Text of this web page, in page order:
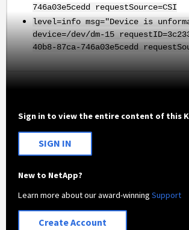
746a03e5cedd requestSource=CSI
level=info msg="Device is
device=/dev/dm-15
40b8-87ca-746a03e5cedd
Sign in to view the entire content of this
SIGN IN
New to NetApp?
Learn more about our award-winningSupport
Create Account